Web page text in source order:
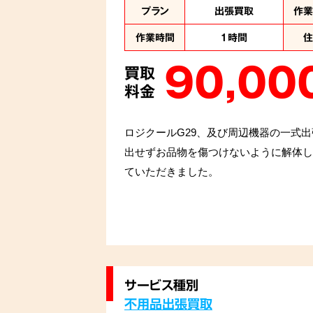
プラン 出張買取
作
作業時間
1時間
買取
料金
ロジクールG29、及び周辺機器の一式
出せずお品物を傷つけないように解体
ていただきました。
サービス種別
不用品出張買取